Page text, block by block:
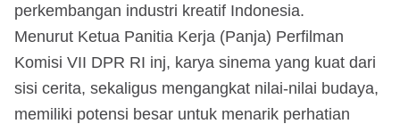
perkembangan industri kreatif Indonesia.
Menurut Ketua Panitia Kerja (Panja) Perfilman
Komisi VII DPR RI inj, karya sinema yang kuat dari
sisi cerita, sekaligus mengangkat nilai-nilai budaya,
memiliki potensi besar untuk menarik perhatian